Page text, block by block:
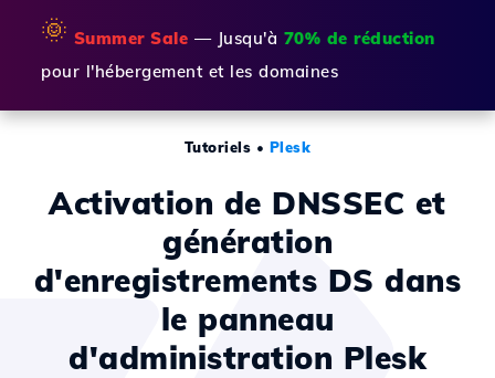
🌞 Summer Sale — Jusqu'à 70% de réduction
pour l'hébergement et les domaines
Tutoriels • Plesk
Activation de DNSSEC et
génération
d'enregistrements DS dans
le panneau
d'administration Plesk